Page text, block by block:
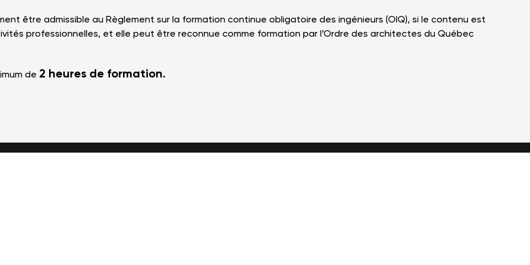
être admissible au Règlement sur la formation continue obligatoire des ingénieurs (OIQ), si le contenu est
professionnelles, et elle peut être reconnue comme formation par l’Ordre des architectes du Québec
de 2 heures de formation.